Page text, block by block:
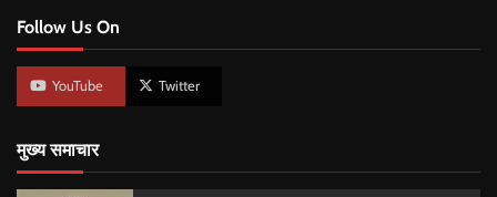
Follow Us On
YouTube Twitter
मुख्य समाचार